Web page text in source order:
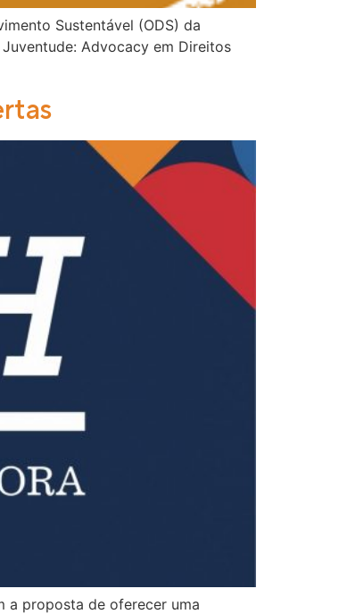
Sustentável (ODS) da
Advocacy em Direitos
a proposta de oferecer uma